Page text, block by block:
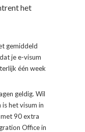
het
gemiddeld
je e-visum
één week
geldig. Wil
is het visum in
90 extra
Office in